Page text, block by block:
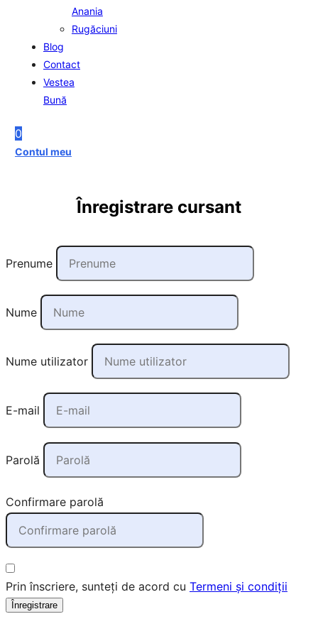
Anania
Rugăciuni
Blog
Contact
Vestea
Bună
0
Contul meu
Înregistrare cursant
Prenume
Nume
Nume utilizator
E-mail
Parolă
Confirmare parolă
Prin înscriere, sunteți de acord cu Termeni și condiții
Înregistrare